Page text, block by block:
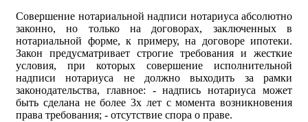
Совершение нотариальной надписи нотариуса абсолютно
законно, но только на договорах, заключенных в
нотариальной форме, к примеру, на договоре ипотеки.
Закон предусматривает строгие требования и жесткие
условия, при которых совершение исполнительной
надписи нотариуса не должно выходить за рамки
законодательства, главное: - надпись нотариуса может
быть сделана не более 3х лет с момента возникновения
права требования; - отсутствие спора о праве.